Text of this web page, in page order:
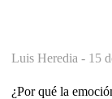
Luis Heredia - 15
¿Por qué la